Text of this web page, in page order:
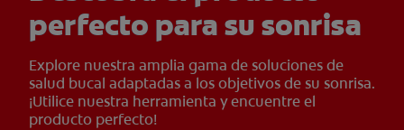
perfecto para su sonrisa
Explore nuestra amplia gama de soluciones de
salud bucal adaptadas a los objetivos de su sonrisa.
¡Utilice nuestra herramienta y encuentre el
producto perfecto!